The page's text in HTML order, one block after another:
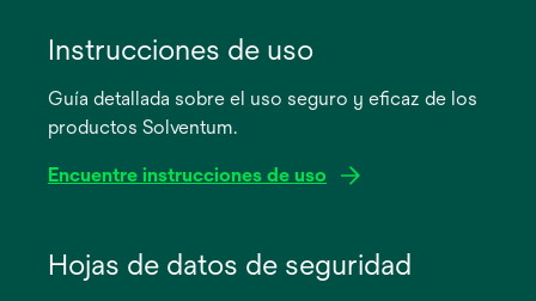
Instrucciones de uso
Guía detallada sobre el uso seguro y eficaz de los
productos Solventum.
Encuentre instrucciones de uso
abreHojas de datos de seguridad